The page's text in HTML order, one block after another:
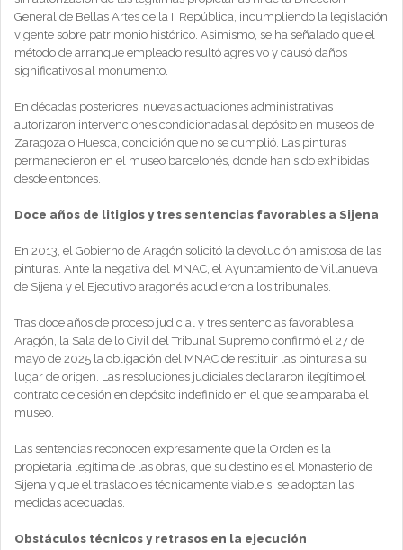
General de Bellas Artes de la II República, incumpliendo la legislación
vigente sobre patrimonio histórico. Asimismo, se ha señalado que el
método de arranque empleado resultó agresivo y causó daños
significativos al monumento.
En décadas posteriores, nuevas actuaciones administrativas
autorizaron intervenciones condicionadas al depósito en museos de
Zaragoza o Huesca, condición que no se cumplió. Las pinturas
permanecieron en el museo barcelonés, donde han sido exhibidas
desde entonces.
Doce años de litigios y tres sentencias favorables a Sijena
En 2013, el Gobierno de Aragón solicitó la devolución amistosa de las
pinturas. Ante la negativa del MNAC, el Ayuntamiento de Villanueva
de Sijena y el Ejecutivo aragonés acudieron a los tribunales.
Tras doce años de proceso judicial y tres sentencias favorables a
Aragón, la Sala de lo Civil del Tribunal Supremo confirmó el 27 de
mayo de 2025 la obligación del MNAC de restituir las pinturas a su
lugar de origen. Las resoluciones judiciales declararon ilegítimo el
contrato de cesión en depósito indefinido en el que se amparaba el
museo.
Las sentencias reconocen expresamente que la Orden es la
propietaria legítima de las obras, que su destino es el Monasterio de
Sijena y que el traslado es técnicamente viable si se adoptan las
medidas adecuadas.
Obstáculos técnicos y retrasos en la ejecución